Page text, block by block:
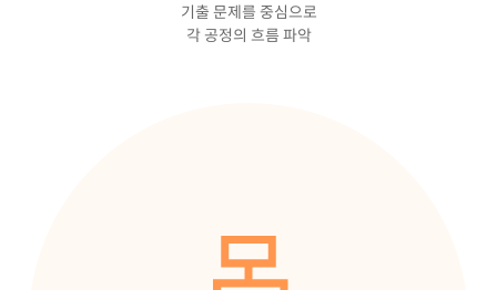
기출 문제를 중심으로
각 공정의 흐름 파악